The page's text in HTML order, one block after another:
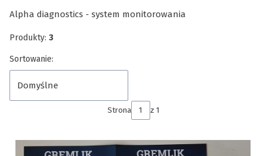
Alpha diagnostics - system monitorowania
Koniec menu
Produkty: 3
Lista produktów
Sortowanie:
Domyślne
Strona z 1